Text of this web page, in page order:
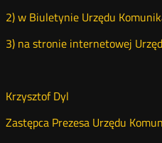
2) w Biuletynie Urzędu
3) na stronie internetowej
Krzysztof Dyl
Zastępca Prezesa Urzędu